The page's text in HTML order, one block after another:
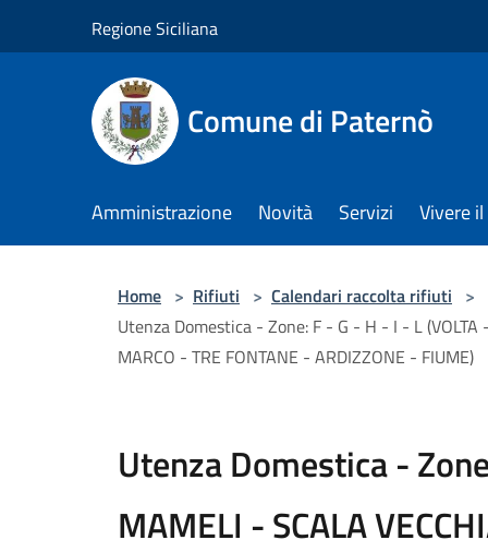
Regione Siciliana
Comune di Paternò
Amministrazione Novità Servizi Vivere
Home > Rifiuti > Calendari raccolta rifiuti >
Utenza Domestica - Zone: F - G - H - I - L (VOLTA
MARCO - TRE FONTANE - ARDIZZONE - FIUME)
Utenza Domestica -
MAMELI - SCALA